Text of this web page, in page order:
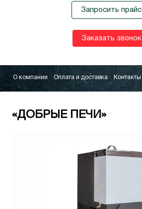
Запросить прайс
Заказать звонок
О компании Оплата и доставка Контакты
«ДОБРЫЕ ПЕЧИ»